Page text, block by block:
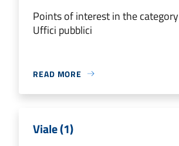
Points of interest in the category
Uffici pubblici
READ MORE
Viale (1)